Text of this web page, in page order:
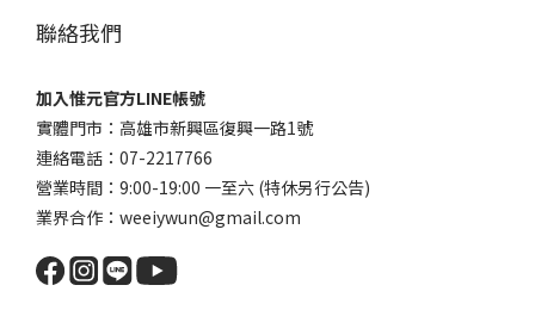
聯絡我們
加入惟元官方LINE帳號
實體門市：高雄市新興區復興一路1號
連絡電話：07-2217766
營業時間：9:00-19:00 一至六 (特休另行公告)
業界合作：weeiywun@gmail.com